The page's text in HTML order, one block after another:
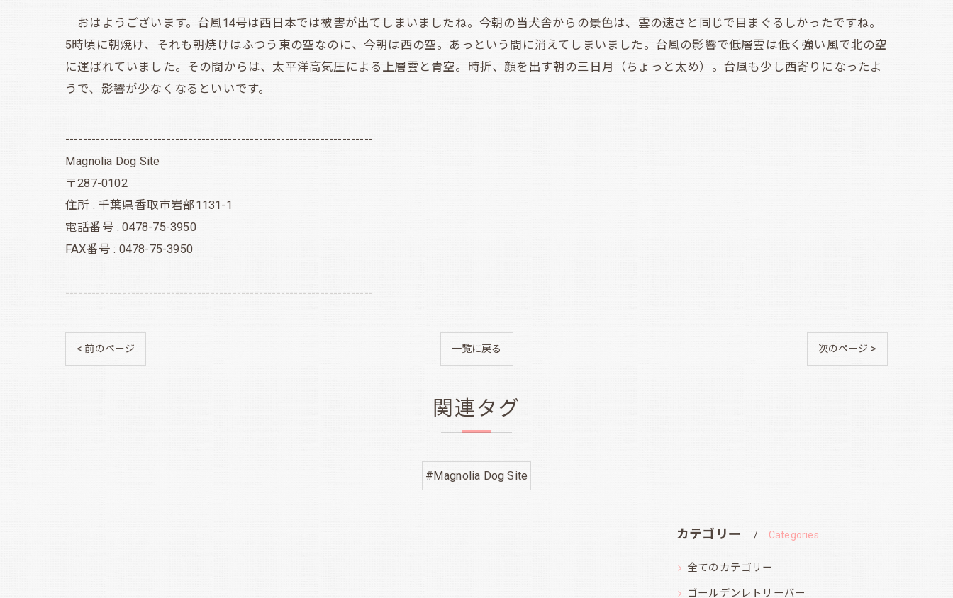
おはようございます。台風14号は西日本では被害が出てしまいましたね。今朝の当犬舎からの景色は、雲の速さと同じで目まぐるしかったですね。
5時頃に朝焼け、それも朝焼けはふつう東の空なのに、今朝は西の空。あっという間に消えてしまいました。台風の影響で低層雲は低く強い風で北の空
に運ばれていました。その間からは、太平洋高気圧による上層雲と青空。時折、顔を出す朝の三日月（ちょっと太め）。台風も少し西寄りになったよ
うで、影響が少なくなるといいです。
----------------------------------------------------------------------
Magnolia Dog Site
〒287-0102
住所 : 千葉県香取市岩部1131-1
電話番号 : 0478-75-3950
FAX番号 : 0478-75-3950
----------------------------------------------------------------------
< 前のページ 一覧に戻る 次のページ >
関連タグ
#Magnolia Dog Site
カテゴリー Categories
全てのカテゴリー
ゴールデンレトリーバー